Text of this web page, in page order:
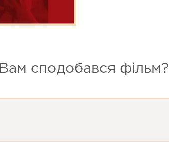
Вам сподобався фільм?